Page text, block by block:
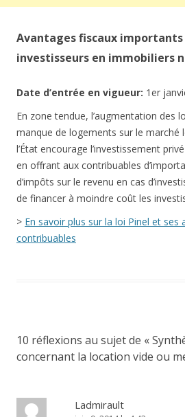
Avantages fiscaux importants
investisseurs en immobiliers
Date d’entrée en vigueur: 1er
En zone tendue, l’augmentation des
manque de logements sur le marché
l’État encourage l’investissement
en offrant aux contribuables
d’impôts sur le revenu en cas
de financer à moindre coût les
> En savoir plus sur la loi Pinel et ses
contribuables
10 réflexions au sujet de «
concernant la location vide ou
Ladmirault